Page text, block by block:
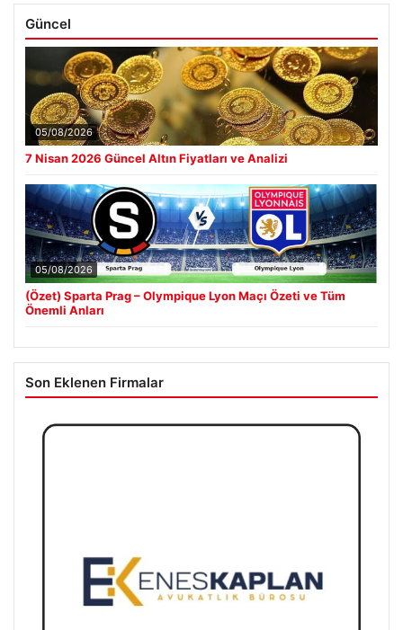
Güncel
05/08/2026
7 Nisan 2026 Güncel Altın Fiyatları ve Analizi
05/08/2026
(Özet) Sparta Prag – Olympique Lyon Maçı Özeti ve Tüm
Önemli Anları
Son Eklenen Firmalar